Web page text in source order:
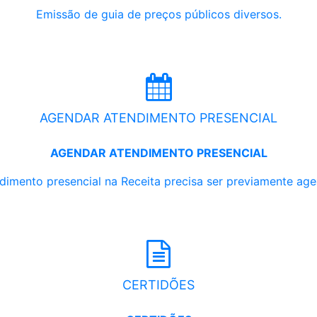
Emissão de guia de preços públicos diversos.
AGENDAR ATENDIMENTO PRESENCIAL
AGENDAR ATENDIMENTO PRESENCIAL
presencial na Receita precisa ser previamente
CERTIDÕES